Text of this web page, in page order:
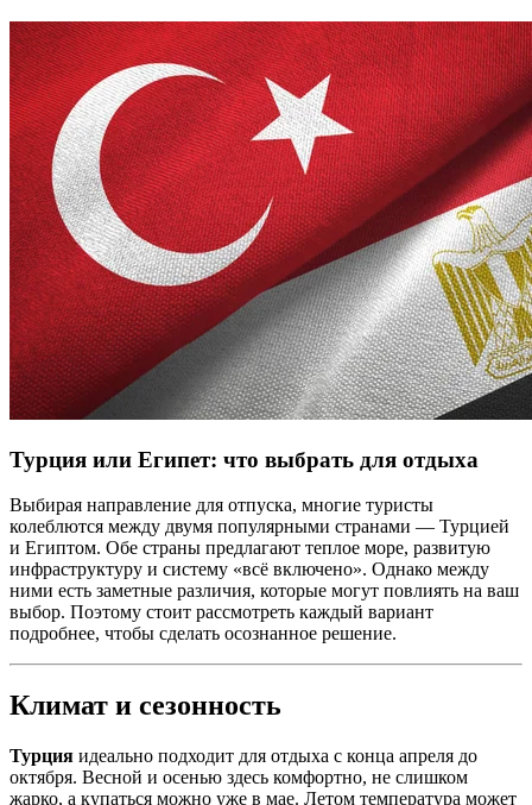
Турция или Египет: что выбрать для отдыха
Выбирая направление для отпуска, многие туристы
колеблются между двумя популярными странами — Турцией
и Египтом. Обе страны предлагают теплое море, развитую
инфраструктуру и систему «всё включено». Однако между
ними есть заметные различия, которые могут повлиять на ваш
выбор. Поэтому стоит рассмотреть каждый вариант
подробнее, чтобы сделать осознанное решение.
Климат и сезонность
Турция идеально подходит для отдыха с конца апреля до
октября. Весной и осенью здесь комфортно, не слишком
жарко, а купаться можно уже в мае. Летом температура может